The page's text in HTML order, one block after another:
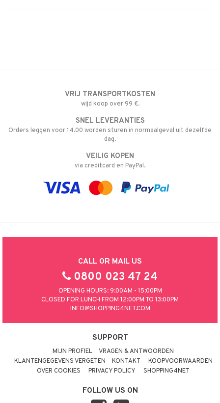
VRIJ TRANSPORTKOSTEN
wijd koop over 99 €.
SNEL LEVERANTIES
Orders leggen voor 14.00 worden sturen in normaalgeval uit dezelfde
dag.
VEILIG KOPEN
via creditcard en PayPal.
CALL OR MAIL US
0800 023 47 24
OPENING HOURS: 9:00AM - 15:00PM
CLOSED FOR LUNCH FROM 12:00PM TO 13:00PM
INFO@SHOPPING4NET.COM
SUPPORT
MIJN PROFIEL
VRAGEN & ANTWOORDEN
KLANTENGEGEVENS VERGETEN
KONTAKT
KOOPVOORWAARDEN
OVER COOKIES
PRIVACY POLICY SHOPPING4NET
FOLLOW US ON